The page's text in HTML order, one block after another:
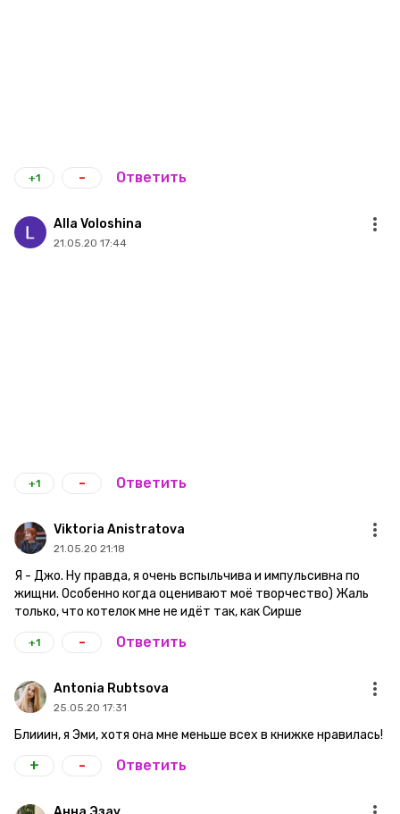
+1 - Ответить
Alla Voloshina
21.05.20 17:44
+1 - Ответить
Viktoria Anistratova
21.05.20 21:18
Я - Джо. Ну правда, я очень вспыльчива и импульсивна по
жищни. Особенно когда оценивают моё творчество) Жаль
только, что котелок мне не идёт так, как Сирше
+1 - Ответить
Antonia Rubtsova
25.05.20 17:31
Блииин, я Эми, хотя она мне меньше всех в книжке нравилась!
+ - Ответить